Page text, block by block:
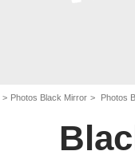
Photos Black Mirror Photos